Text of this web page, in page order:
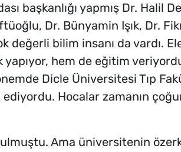
başkanlığı yapmış Dr. Halil
Dr. Bünyamin Işık, Dr.
değerli bilim insanı da vardı.
hem de eğitim
Dicle Üniversitesi Tıp
Hocalar zamanın
Ama üniversitenin